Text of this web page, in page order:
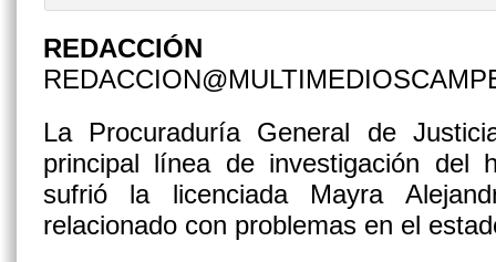
REDACCIÓN
La Procuraduría General de
principal línea de investigación del
sufrió la licenciada Mayra
relacionado con problemas en el